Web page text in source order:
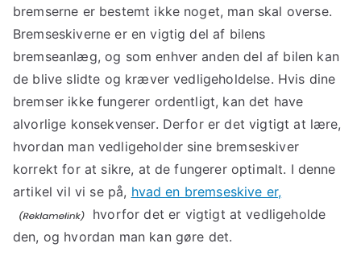
bremserne er bestemt ikke noget, man skal overse.
Bremseskiverne er en vigtig del af bilens
bremseanlæg, og som enhver anden del af bilen kan
de blive slidte og kræver vedligeholdelse. Hvis dine
bremser ikke fungerer ordentligt, kan det have
alvorlige konsekvenser. Derfor er det vigtigt at lære,
hvordan man vedligeholder sine bremseskiver
korrekt for at sikre, at de fungerer optimalt. I denne
artikel vil vi se på, hvad en bremseskive er,
hvorfor det er vigtigt at vedligeholde
den, og hvordan man kan gøre det.